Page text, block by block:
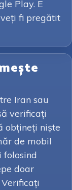
Play. E
fi pregătit
Iran sau
verificați
obțineți niște
de mobil
folosind
doar